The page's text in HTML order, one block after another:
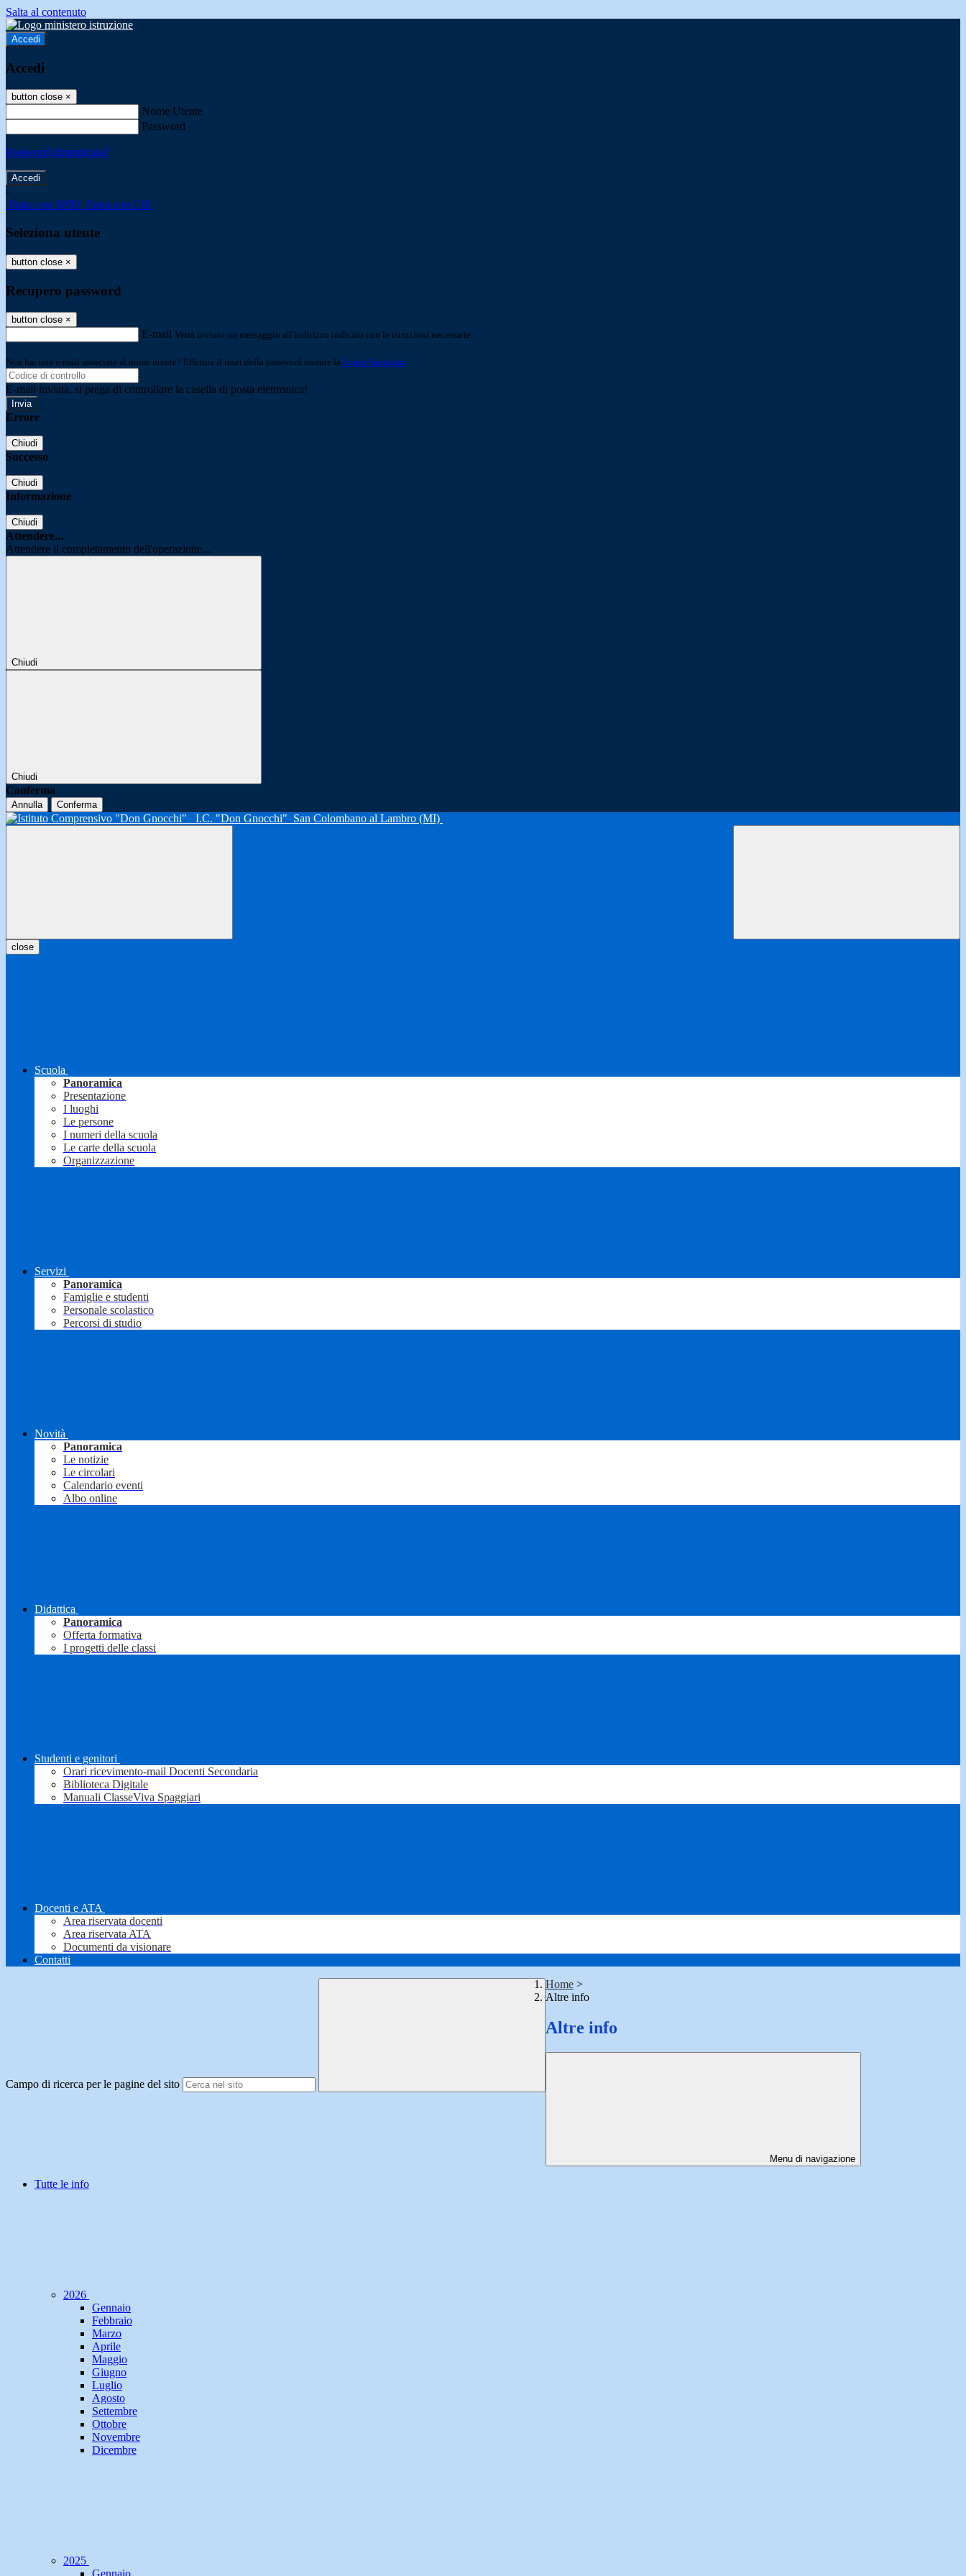
Salta al contenuto
Accedi
Accedi
button close ×
Nome Utente
Password
Password dimenticata?
-
Entra con SPID Entra con CIE
Seleziona utente
button close ×
Recupero password
button close ×
E-mail Verrà inviato un messaggio all'indirizzo indicato con le istruzioni necessarie.
Non hai una e-mail associata al nome utente? Effettua il reset della password tramite la Login Spaggiari
E-mail inviata, si prega di controllare la casella di posta elettronica!
Errore
Chiudi
Successo
Chiudi
Informazione
Chiudi
Attendere...
Attendere il completamento dell'operazione...
Chiudi
Chiudi
Conferma
Annulla Conferma
I.C. "Don Gnocchi" San Colombano al Lambro (MI)
close
Scuola
Panoramica
Presentazione
I luoghi
Le persone
I numeri della scuola
Le carte della scuola
Organizzazione
Servizi
Panoramica
Famiglie e studenti
Personale scolastico
Percorsi di studio
Novità
Panoramica
Le notizie
Le circolari
Calendario eventi
Albo online
Didattica
Panoramica
Offerta formativa
I progetti delle classi
Studenti e genitori
Orari ricevimento-mail Docenti Secondaria
Biblioteca Digitale
Manuali ClasseViva Spaggiari
Docenti e ATA
Area riservata docenti
Area riservata ATA
Documenti da visionare
Contatti
Campo di ricerca per le pagine del sito
Home >
Altre info
Altre info
Menu di navigazione
Tutte le info
2026
Gennaio
Febbraio
Marzo
Aprile
Maggio
Giugno
Luglio
Agosto
Settembre
Ottobre
Novembre
Dicembre
2025